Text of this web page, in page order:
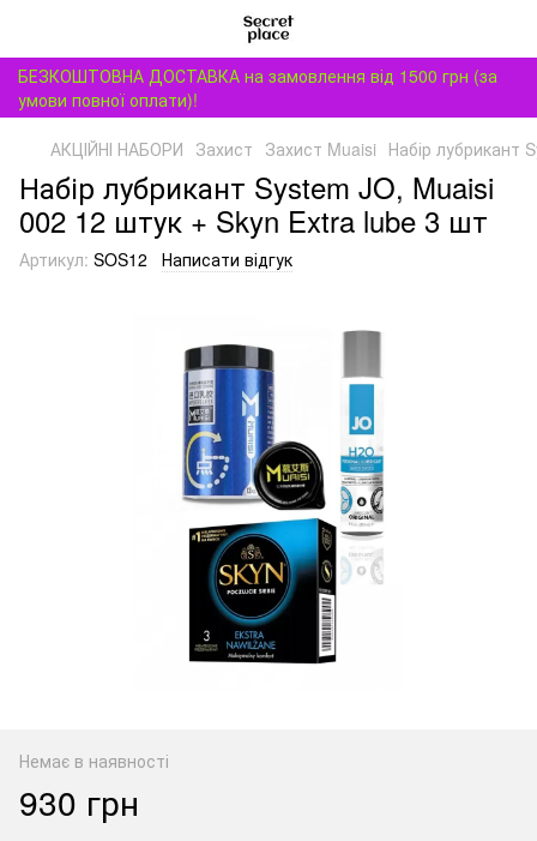
БЕЗКОШТОВНА ДОСТАВКА на замовлення від 1500 грн (за
умови повної оплати)!
АКЦІЙНІ НАБОРИ Захист Захист Muaisi Набір лубрикант
Набір лубрикант System JO, Muaisi
002 12 штук + Skyn Extra lube 3 шт
Артикул: SOS12 Написати відгук
Немає в наявності
930 грн